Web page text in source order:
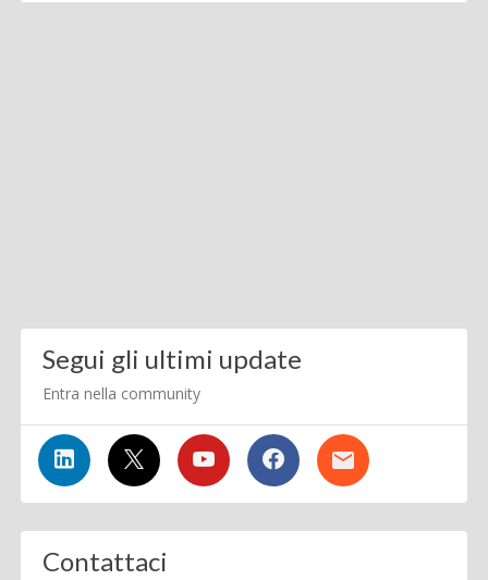
Segui gli ultimi update
Entra nella community
Contattaci